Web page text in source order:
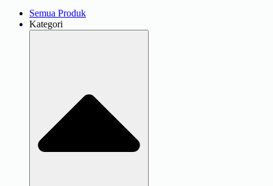
Semua Produk
Kategori